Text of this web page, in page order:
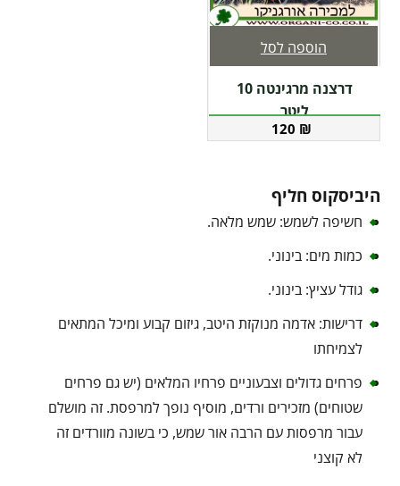
דרצנה מרגינטה 10
ליטר
120 ₪
הוספה לסל
היביסקוס חליף
חשיפה לשמש: שמש מלאה.
כמות מים: בינוני.
גודל עציץ: בינוני.
דרישות: אדמה מנוקזת היטב, גיזום קבוע ומיכל המתאים
לצמיחתו
פרחים גדולים וצבעוניים פרחיו המלאים (יש גם פרחים
שטוחים) מזכירים ורדים, מוסיף נופך למרפסת. זה מושלם
עבור מרפסות עם הרבה אור שמש, כי בשונה מוורדים זה
לא קוצני